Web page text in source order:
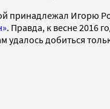
принадлежал Игорю
. Правда, к весне 2016
добиться